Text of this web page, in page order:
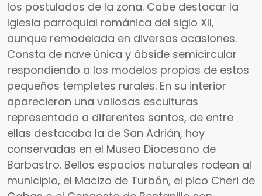
los postulados de la zona. Cabe destacar la
Iglesia parroquial románica del siglo XII,
aunque remodelada en diversas ocasiones.
Consta de nave única y ábside semicircular
respondiendo a los modelos propios de estos
pequeños templetes rurales. En su interior
aparecieron una valiosas esculturas
representado a diferentes santos, de entre
ellas destacaba la de San Adrián, hoy
conservadas en el Museo Diocesano de
Barbastro. Bellos espacios naturales rodean al
municipio, el Macizo de Turbón, el pico Cheri de